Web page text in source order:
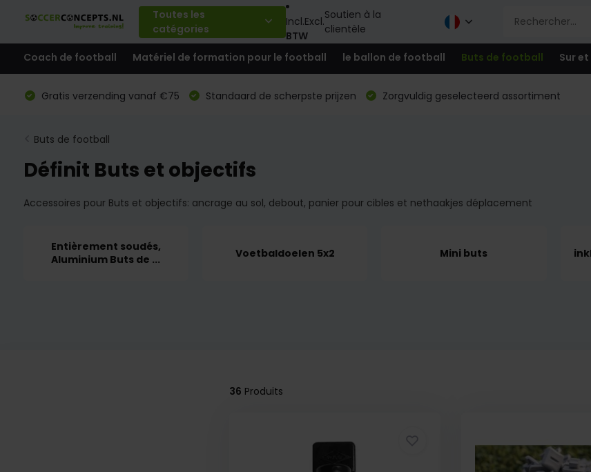
Toutes les
catégories
Incl.Excl.
BTW
Soutien à la
clientèle
Coach de football Matériel de formation pour le football le ballon de football Buts de football Sur
Gratis verzending vanaf €75 Standaard de scherpste prijzen Zorgvuldig geselecteerd assortiment
Buts de football
Définit Buts et objectifs
Accessoires pour Buts et objectifs: ancrage au sol, debout, panier pour cibles et nethaakjes déplacement
Entièrement soudés,
Aluminium Buts de ...
Voetbaldoelen 5x2 Mini buts
36 Produits